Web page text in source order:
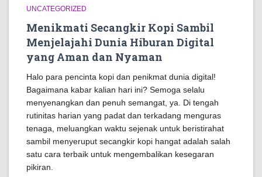
UNCATEGORIZED
Menikmati Secangkir Kopi Sambil
Menjelajahi Dunia Hiburan Digital
yang Aman dan Nyaman
Halo para pencinta kopi dan penikmat dunia digital!
Bagaimana kabar kalian hari ini? Semoga selalu
menyenangkan dan penuh semangat, ya. Di tengah
rutinitas harian yang padat dan terkadang menguras
tenaga, meluangkan waktu sejenak untuk beristirahat
sambil menyeruput secangkir kopi hangat adalah salah
satu cara terbaik untuk mengembalikan kesegaran
pikiran.